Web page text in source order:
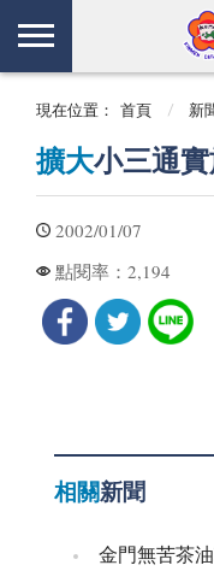
現在位置： 首頁 新
擴大小三通
2002/01/07
點閱率： 2,194
相關新聞
金門無苦茶